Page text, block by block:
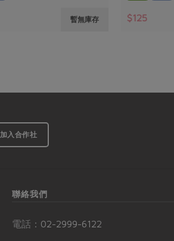
暫無庫存 $125
加入合作社
聯絡我們
電話： 02-2999-6122